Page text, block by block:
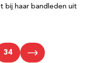
bij haar bandleden uit
34